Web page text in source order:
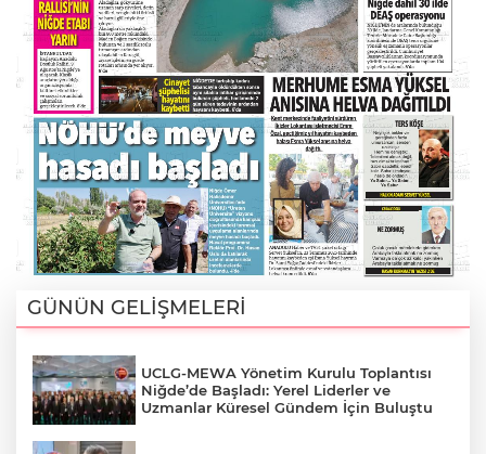
GÜNÜN GELİŞMELERİ
UCLG-MEWA Yönetim Kurulu Toplantısı
Niğde’de Başladı: Yerel Liderler ve
Uzmanlar Küresel Gündem İçin Buluştu